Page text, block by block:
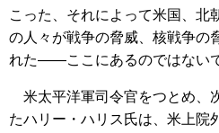
こった、それによって米国、北
の人々が戦争の脅威、核戦争の
れた――ここにあるのではない
米太平洋軍司令官をつとめ、
たハリー・ハリス氏は、米上院